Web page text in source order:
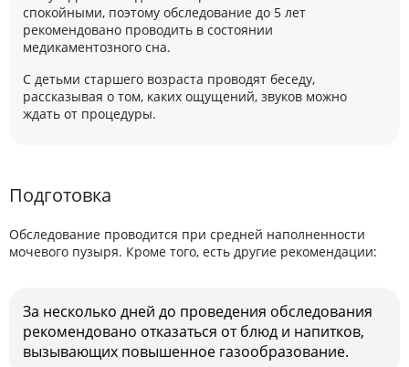
спокойными, поэтому обследование до 5 лет
рекомендовано проводить в состоянии
медикаментозного сна.
С детьми старшего возраста проводят беседу,
рассказывая о том, каких ощущений, звуков можно
ждать от процедуры.
Подготовка
Обследование проводится при средней наполненности
мочевого пузыря. Кроме того, есть другие рекомендации:
За несколько дней до проведения обследования
рекомендовано отказаться от блюд и напитков,
вызывающих повышенное газообразование.